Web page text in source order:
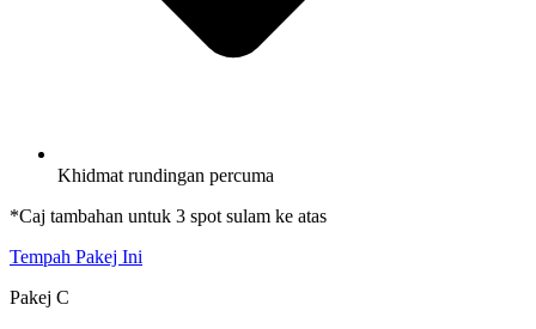
Khidmat rundingan percuma
*Caj tambahan untuk 3 spot sulam ke atas
Tempah Pakej Ini
Pakej C